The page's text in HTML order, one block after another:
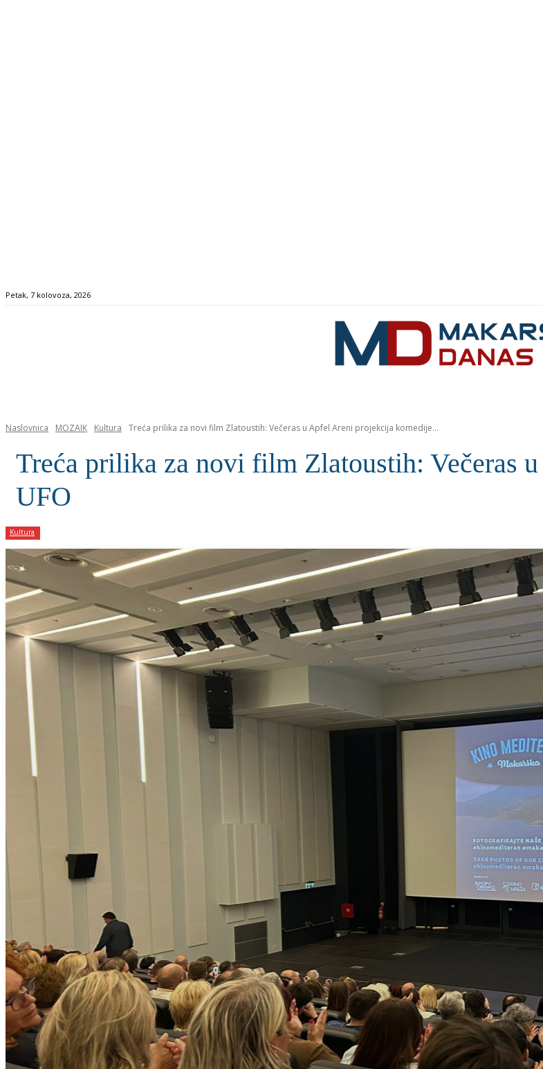
Petak, 7 kolovoza, 2026
Naslovnica MOZAIK Kultura Treća prilika za novi film Zlatoustih: Večeras u Apfel Areni projekcija komedije...
Treća prilika za novi film Zlatoustih: Večeras
UFO
Kultura